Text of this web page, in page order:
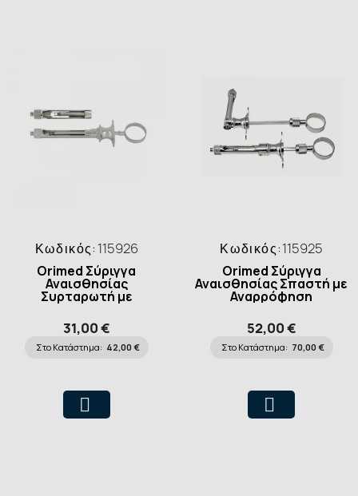
Κωδικός: 115926
Orimed Σύριγγα
Αναισθησίας
Συρταρωτή με
Αναρρόφηση
31,00 €
Στο Κατάστημα: 42,00 €
Κωδικός:115925
Orimed Σύριγγα
Αναισθησίας Σπαστή με
Αναρρόφηση
52,00 €
Στο Κατάστημα: 70,00 €